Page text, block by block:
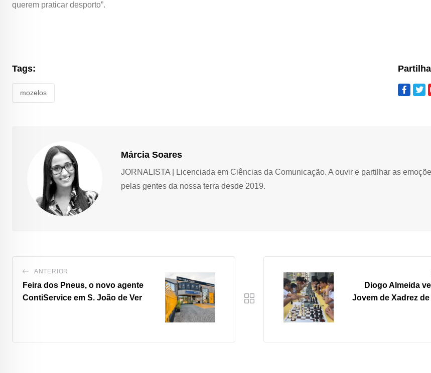
querem praticar desporto”.
Tags:
mozelos
Márcia Soares
JORNALISTA | Licenciada em Ciências da Comunicação. A ouvir e partilhar as
pelas gentes da nossa terra desde 2019.
ANTERIOR
Feira dos Pneus, o novo agente
ContiService em S. João de Ver
Diogo Almeida
Jovem de Xadrez